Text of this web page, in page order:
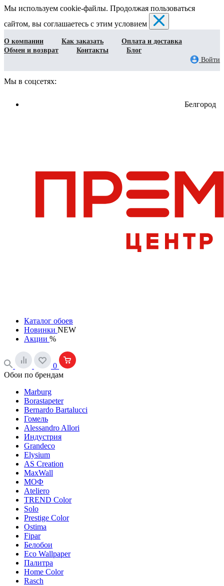
Мы используем cookie-файлы. Продолжая пользоваться
сайтом, вы соглашаетесь с этим условием
О компании Как заказать
Оплата и доставка
Обмен и возврат
Контакты
Блог
Войти
Мы в соцсетях:
Белгород
Каталог обоев
Новинки NEW
Акции %
0
Обои по брендам
Marburg
Borastapeter
Bernardo Bartalucci
Гомель
Alessandro Allori
Индустрия
Grandeco
Elysium
AS Creation
MaxWall
МОФ
Ateliero
TREND Color
Solo
Prestige Color
Ostima
Fipar
Белобои
Eco Wallpaper
Палитра
Home Color
Rasch